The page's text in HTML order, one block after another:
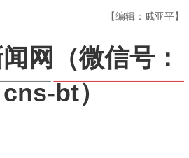
【编辑：戚亚平】
网
（微信号：
cns-bt）